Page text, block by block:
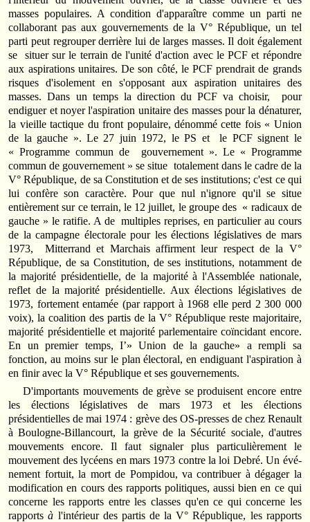
masses populaires. A condition d'apparaître comme un parti ne
collaborant pas aux gouvernements de la V° République, un tel
parti peut regrouper derrière lui de larges masses. Il doit également
se situer sur le terrain de l'unité d'action avec le PCF et répondre
aux aspirations unitaires. De son côté, le PCF prendrait de grands
risques d'isolement en s'opposant aux aspiration unitaires des
masses. Dans un temps la direction du PCF va choisir, pour
endiguer et noyer l'aspiration unitaire des masses pour la dénaturer,
la vieille tactique du front populaire, dénommé cette fois « Union
de la gauche ». Le 27 juin 1972, le PS et le PCF signent le
« Programme commun de gouvernement ». Le « Programme
commun de gouvernement » se situe totalement dans le cadre de la
V° République, de sa Constitution et de ses institutions; c'est ce qui
lui confère son caractère. Pour que nul n'ignore qu'il se situe
entièrement sur ce terrain, le 12 juillet, le groupe des « radicaux de
gauche » le ratifie. A de multiples reprises, en particulier au cours
de la campagne électorale pour les élections législatives de mars
1973, Mitterrand et Marchais affirment leur respect de la V°
République, de sa Constitution, de ses institutions, notamment de
la majorité présiden­tielle, de la majorité à l'Assemblée nationale,
reflet de la majorité prési­dentielle. Aux élections législatives de
1973, fortement entamée (par rapport à 1968 elle perd 2 300 000
voix), la coalition des partis de la V° Républi­que reste majoritaire,
majorité prési­dentielle et majorité parlementaire coïncidant encore.
En un premier temps, I’» Union de la gauche» a rempli sa
fonction, au moins sur le plan électoral, en endiguant l'aspiration à
en finir avec la V° République et ses gouvernements.
D'importants mouvements de grève se produisent encore entre
les élections législatives de mars 1973 et les élections
présidentielles de mai 1974 : grève des OS-presses de chez Renault
à Boulogne‑Billancourt, la grève de la Sécurité sociale, d'autres
mouvements encore. Il faut signaler plus particulièrement le
mouvement des lycéens en mars 1973 contre la loi Debré. Un évé­
nement fortuit, la mort de Pompidou, va contribuer à dégager la
modifica­tion en cours des rapports politiques, aussi bien en ce qui
concerne les rap­ports entre les classes qu'en ce qui concerne les
rapportsà l'intérieur des partis de la V° République, les rap­ports